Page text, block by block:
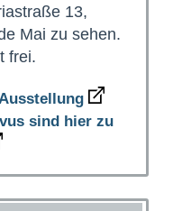
13,
Mai zu sehen.
frei.
sind hier zu